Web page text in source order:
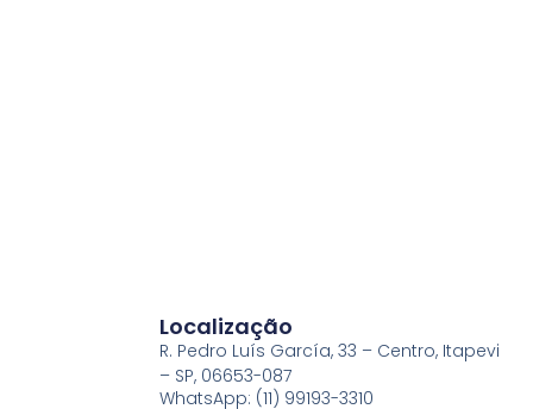
Localização
R. Pedro Luís García, 33 – Centro, Itapevi
– SP, 06653-087
WhatsApp: (11) 99193-3310